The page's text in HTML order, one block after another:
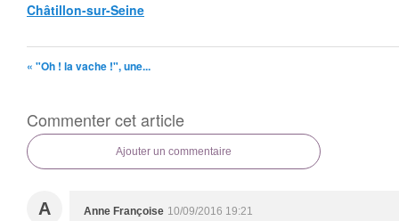
Châtillon-sur-Seine
« "Oh ! la vache !", une...
Commenter cet article
Ajouter un commentaire
A Anne Françoise 10/09/2016 19:21